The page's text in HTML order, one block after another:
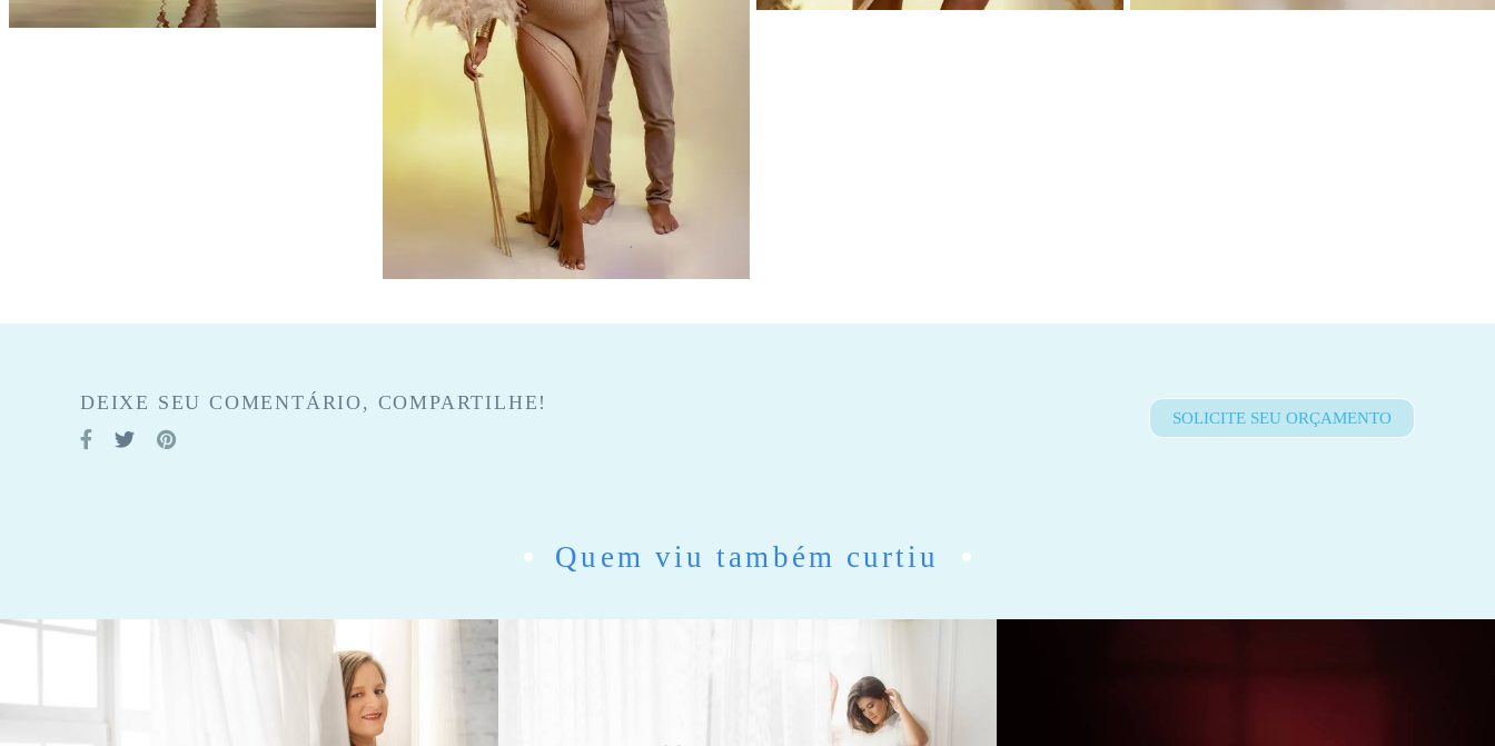
DEIXE SEU COMENTÁRIO, COMPARTILHE!
SOLICITE SEU ORÇAMENTO
Quem viu também curtiu